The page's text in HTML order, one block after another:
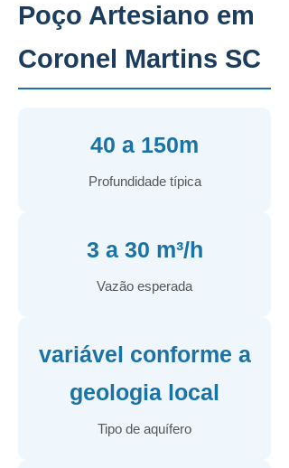
Poço Artesiano em
Coronel Martins SC
40 a 150m
Profundidade típica
3 a 30 m³/h
Vazão esperada
variável conforme a
geologia local
Tipo de aquífero